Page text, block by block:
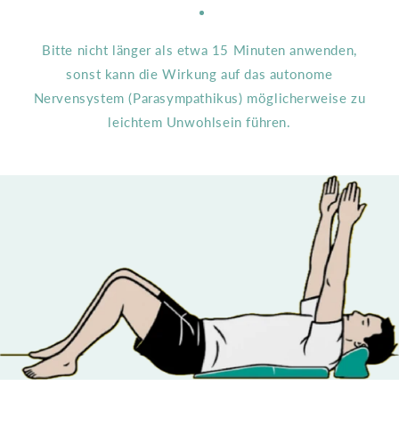
Bitte nicht länger als etwa 15 Minuten anwenden,
sonst kann die Wirkung auf das autonome
Nervensystem (Parasympathikus) möglicherweise zu
leichtem Unwohlsein führen.